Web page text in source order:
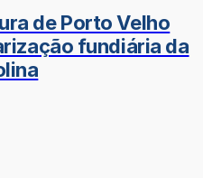
de Porto Velho
fundiária da